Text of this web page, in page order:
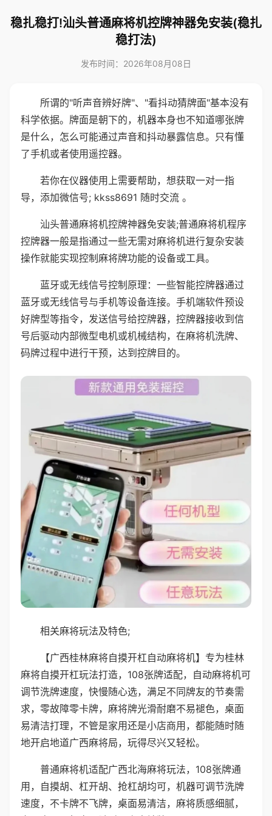
稳扎稳打!汕头普通麻将机控牌神器免安装(稳扎
稳打法)
发布时间：2026年08月08日
所谓的"听声音辨好牌"、"看抖动猜牌面"基本没有
科学依据。牌面是朝下的，机器本身也不知道哪张牌
是什么，怎么可能通过声音和抖动暴露信息。只有懂
了手机或者使用遥控器。
若你在仪器使用上需要帮助，想获取一对一指
导，添加微信号; kkss8691 随时交流 。
汕头普通麻将机控牌神器免安装;普通麻将机程序
控牌器一般是指通过一些无需对麻将机进行复杂安装
操作就能实现控制麻将牌功能的设备或工具。
蓝牙或无线信号控制原理：一些智能控牌器通过
蓝牙或无线信号与手机等设备连接。手机端软件预设
好牌型等指令，发送信号给控牌器，控牌器接收到信
号后驱动内部微型电机或机械结构，在麻将机洗牌、
码牌过程中进行干预，达到控牌目的。
相关麻将玩法及特色;
【广西桂林麻将自摸开杠自动麻将机】专为桂林
麻将自摸开杠玩法打造，108张牌适配，自动麻将机可
调节洗牌速度，快慢随心选，满足不同牌友的节奏需
求，零故障零卡牌，麻将牌光滑耐磨不易褪色，桌面
易清洁打理，不管是家用还是小店商用，都能随时随
地开启地道广西麻将局，玩得尽兴又轻松。
普通麻将机适配广西北海麻将玩法，108张牌通
用，自摸胡、杠开胡、抢杠胡均可，机器可调节洗牌
速度，不卡牌不飞牌，桌面易清洁，麻将质感细腻，